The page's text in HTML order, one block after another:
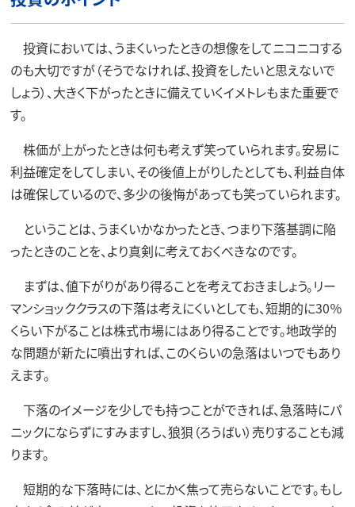
投資においては、うまくいったときの想像をしてニコニコする
のも大切ですが（そうでなければ、投資をしたいと思えないで
しょう）、大きく下がったときに備えていくイメトレもまた重要で
す。
株価が上がったときは何も考えず笑っていられます。安易に
利益確定をしてしまい、その後値上がりしたとしても、利益自体
は確保しているので、多少の後悔があっても笑っていられます。
ということは、うまくいかなかったとき、つまり下落基調に陥
ったときのことを、より真剣に考えておくべきなのです。
まずは、値下がりがあり得ることを考えておきましょう。リー
マンショッククラスの下落は考えにくいとしても、短期的に30％
くらい下がることは株式市場にはあり得ることです。地政学的
な問題が新たに噴出すれば、このくらいの急落はいつでもあり
えます。
下落のイメージを少しでも持つことができれば、急落時にパ
ニックにならずにすみますし、狼狽（ろうばい）売りすることも減
ります。
短期的な下落時には、とにかく焦って売らないことです。もし